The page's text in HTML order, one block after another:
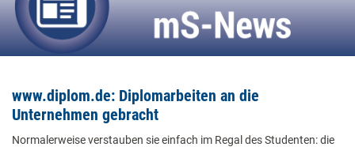
www.diplom.de: Diplomarbeiten an die
Unternehmen gebracht
Normalerweise verstauben sie einfach im Regal des Studenten: die